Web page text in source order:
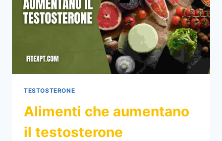
TESTOSTERONE
Alimenti che aumentano
il testosterone